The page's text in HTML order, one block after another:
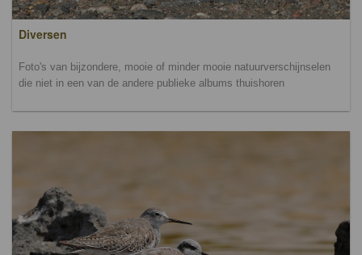
Diversen
Foto's van bijzondere, mooie of minder mooie natuurverschijnselen
die niet in een van de andere publieke albums thuishoren